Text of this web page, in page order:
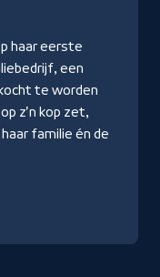
haar eerste
een
te worden
z'n kop zet,
familie én de